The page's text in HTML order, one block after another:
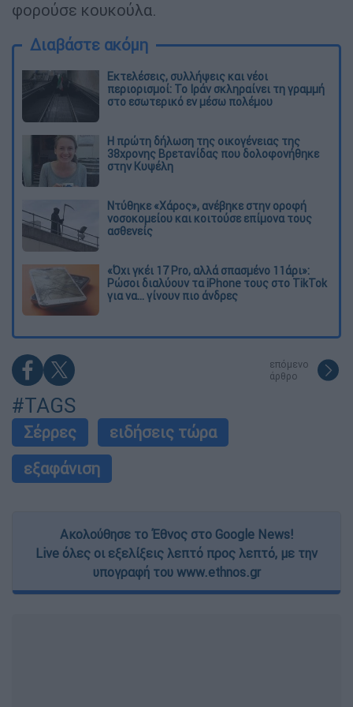
φορούσε κουκούλα.
Διαβάστε ακόμη
Εκτελέσεις, συλλήψεις και νέοι
περιορισμοί: Το Ιράν σκληραίνει τη γραμμή
στο εσωτερικό εν μέσω πολέμου
Η πρώτη δήλωση της οικογένειας της
38χρονης Βρετανίδας που δολοφονήθηκε
στην Κυψέλη
Ντύθηκε «Χάρος», ανέβηκε στην οροφή
νοσοκομείου και κοιτούσε επίμονα τους
ασθενείς
«Όχι γκέι 17 Pro, αλλά σπασμένο 11άρι»:
Ρώσοι διαλύουν τα iPhone τους στο TikTok
για να... γίνουν πιο άνδρες
επόμενο
άρθρο
#TAGS
Σέρρες
ειδήσεις τώρα
εξαφάνιση
Ακολούθησε το Έθνος στο Google News!
Live όλες οι εξελίξεις λεπτό προς λεπτό, με την
υπογραφή του www.ethnos.gr